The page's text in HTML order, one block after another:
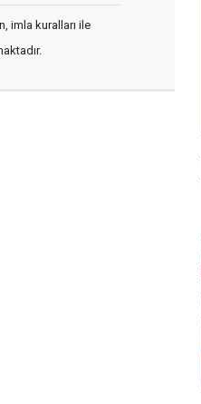
imla kuralları ile